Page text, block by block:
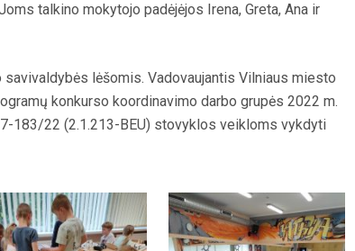
talkino mokytojo padėjėjos Irena, Greta, Ana ir
lėšomis. Vadovaujantis Vilniaus miesto
konkurso koordinavimo darbo grupės 2022 m.
183/22 (2.1.213-BEU) stovyklos veikloms vykdyti